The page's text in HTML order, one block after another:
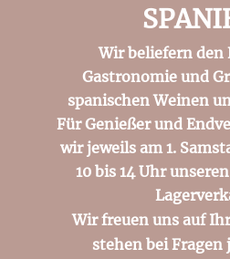
Wir beliefern den
Gastronomie und
spanischen Weinen
Für Genießer und
wir jeweils am 1.
10 bis 14 Uhr
Wir freuen uns auf
stehen bei Fragen